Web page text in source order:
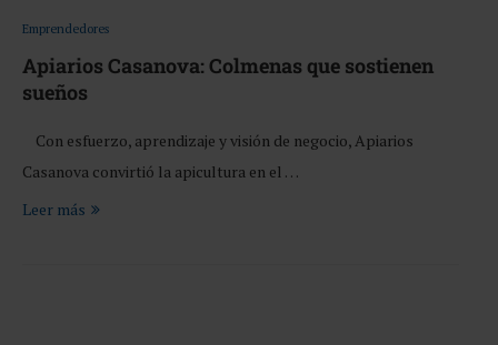
Emprendedores
Apiarios Casanova: Colmenas que sostienen
sueños
Con esfuerzo, aprendizaje y visión de negocio, Apiarios
Casanova convirtió la apicultura en el …
Leer más